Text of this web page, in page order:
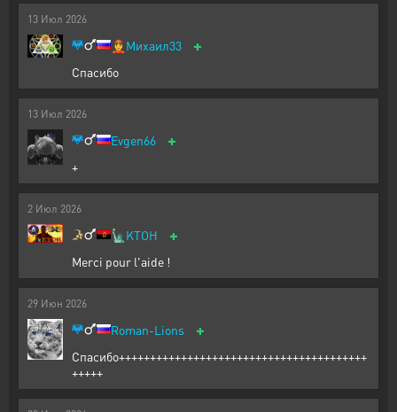
13 Июл 2026
👲 Михаил33 +
Спасибо
13 Июл 2026
Evgen66 +
+
2 Июл 2026
🗽 KTOH +
Merci pour l'aide !
29 Июн 2026
Roman-Lions +
Спасибо++++++++++++++++++++++++++++++++++++++++
+++++